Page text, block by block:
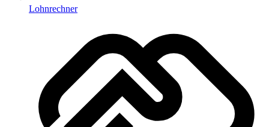
Lohnrechner